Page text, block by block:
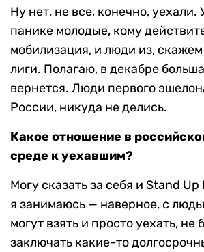
Ну нет, не все, конечно, уехали.
панике молодые, кому
мобилизация, и люди из,
лиги. Полагаю, в декабре
вернется. Люди первого
России, никуда не делись.
Какое отношение в
среде к уехавшим?
Могу сказать за себя и Stand
я занимаюсь — наверное, с
могут взять и просто уехать, не
заключать какие-то